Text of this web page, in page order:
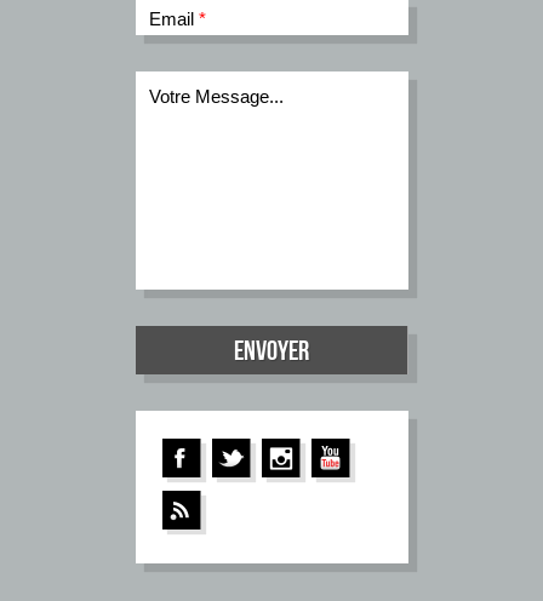
Email *
Votre Message...